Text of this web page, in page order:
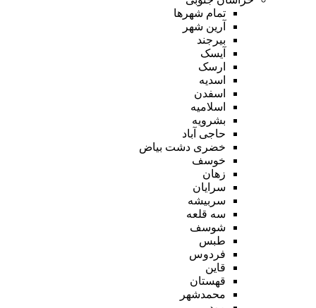
تمام شهر‌ها
آرین شهر
بیرجند
آیسک
ارسک
اسدیه
اسفدن
اسلامیه
بشرویه
حاجی آباد
خضری دشت بیاض
خوسف
زهان
سرایان
سربیشه
سه قلعه
شوسف
طبس
فردوس
قاین
قهستان
محمدشهر